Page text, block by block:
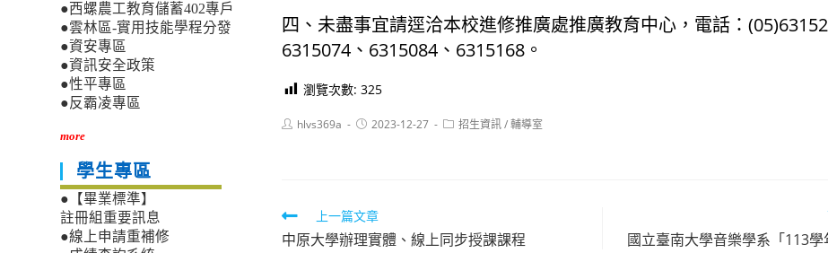
四、未盡事宜請逕洽本校進修推廣處推廣教育中心，電話：
6315074、6315084、6315168。
瀏覽次數: 325
Posthlvs369a
Post2023-12-27
Post招生資訊/輔導室
Read
more
上一篇文章
中原大學辦理實體、線上同步授課課程 國立臺南大學音樂學系「113學
●西螺農工教育儲蓄402專戶
●雲林區-實用技能學程分發
●資安專區
●資訊安全政策
●性平專區
●反霸凌專區
more
學生專區
●【畢業標準】
註冊組重要訊息
●線上申請重補修